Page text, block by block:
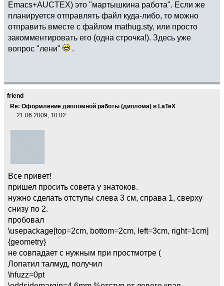
Emacs+AUCTEX) это "мартышкина работа". Если же
планируется отправлять файл куда-либо, то можно
отправить вместе с файлом mathug.sty, или просто
закомментировать его (одна строчка!). Здесь уже
вопрос "лени"
.
friend
Re: Оформление дипломной работы (диплома) в LaTeX
21.06.2009, 10:02
Все привет!
пришел просить совета у знатоков.
нужно сделать отступы слева 3 см, справа 1, сверху
снизу по 2.
пробовал
\usepackage[top=2cm, bottom=2cm, left=3cm, right=1cm]
{geometry}
не совпадает с нужным при простмотре (
Лопатил талмуд, получил
\hfuzz=0pt